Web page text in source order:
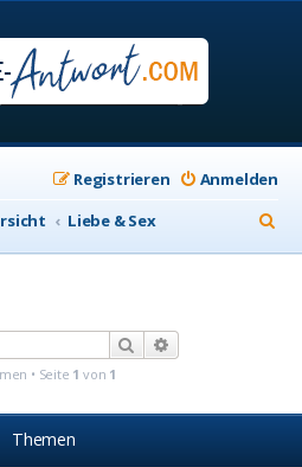
Anmelden
Registrieren
Liebe & Sex
u
Suche
• Seite 1 von 1
Themen